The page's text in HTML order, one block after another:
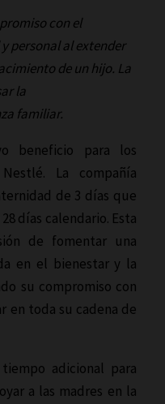
con el
personal al extender
de un hijo. La
la
familiar.
beneficio para los
La compañía
de 3 días que
días calendario. Esta
de fomentar una
en el bienestar y la
su compromiso con
en toda su cadena de
adicional para
a las madres en la